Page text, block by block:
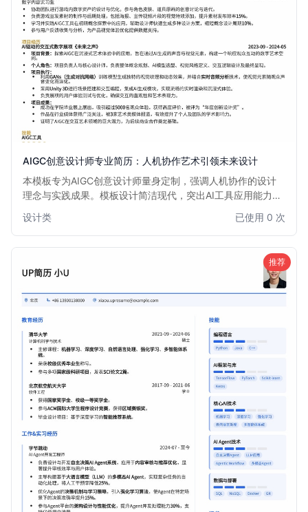
AIGC创意设计师专业简历：人机协作艺术引领未来设计
本模板专为AIGC创意设计师量身定制，强调人机协作的设计
理念与实践成果。模板设计简洁现代，突出AI工具应用能力、
出。
设计类 已使用 0 次
推荐